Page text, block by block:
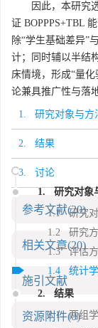
因此，本研究
证 BOPPPS+TBL
除“学生基础差异”
计；同时辅以半结
床情境，形成“量
论兼具推广性与落
1. 研究对象与方
2. 结果
3. 讨论
参考文献(20)
相关文章(20)
施引文献
资源附件(0)
1. 研究对象
1.1 研究
1.2 研究
1.3 评估
1.4 统计
2. 结果
2.1 两组